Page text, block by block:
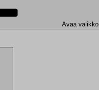
Avaa valikko